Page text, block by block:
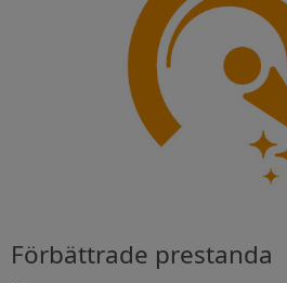
Förbättrade prestanda